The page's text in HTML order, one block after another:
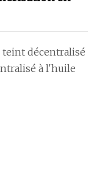
teint décentralisé
à l'huile